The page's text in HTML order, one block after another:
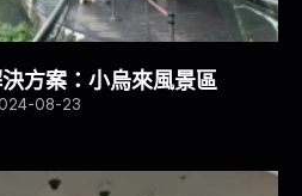
方案：小烏來風景區
08-23